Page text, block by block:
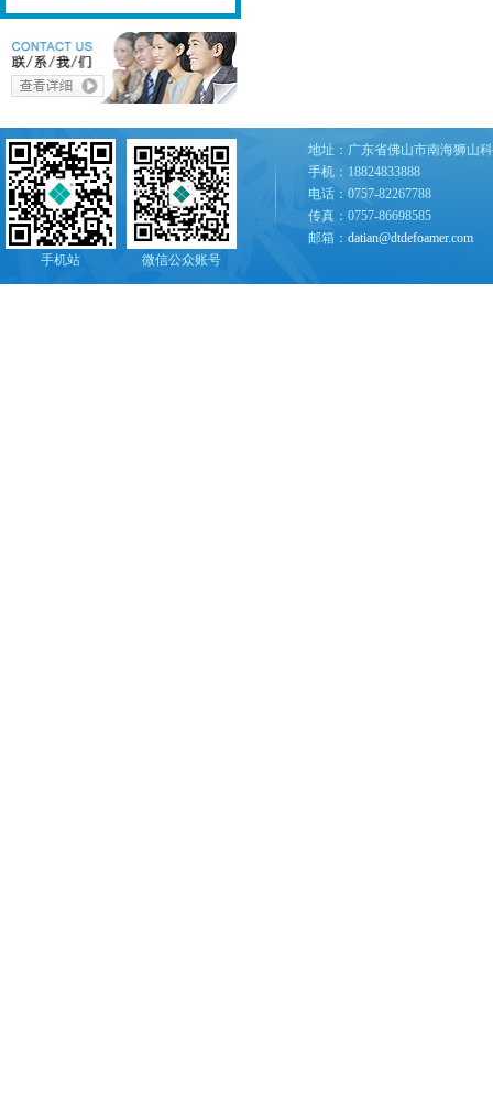
手机站 微信公众账号
地址：广东省佛山市南海狮山
手机：18824833888
电话：0757-82267788
传真：0757-86698585
邮箱： datian@dtdefoamer.com